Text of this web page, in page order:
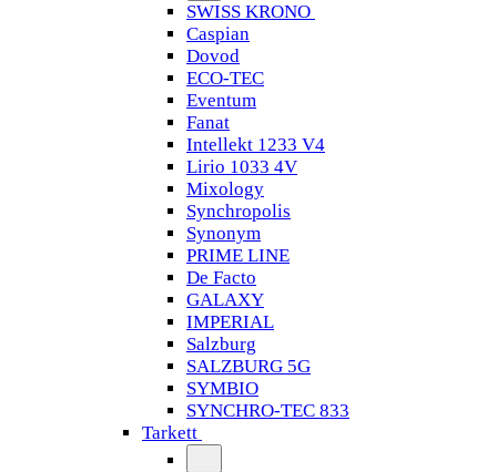
SWISS KRONO
Caspian
Dovod
ECO-TEC
Eventum
Fanat
Intellekt 1233 V4
Lirio 1033 4V
Mixology
Synchropolis
Synonym
PRIME LINE
De Facto
GALAXY
IMPERIAL
Salzburg
SALZBURG 5G
SYMBIO
SYNCHRO-TEC 833
Tarkett